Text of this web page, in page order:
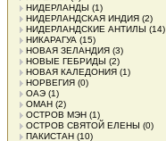
НИДЕРЛАНДЫ (1)
НИДЕРЛАНДСКАЯ ИНДИЯ (2)
НИДЕРЛАНДСКИЕ АНТИЛЫ (14)
НИКАРАГУА (15)
НОВАЯ ЗЕЛАНДИЯ (3)
НОВЫЕ ГЕБРИДЫ (2)
НОВАЯ КАЛЕДОНИЯ (1)
НОРВЕГИЯ (0)
ОАЭ (1)
ОМАН (2)
ОСТРОВ МЭН (1)
ОСТРОВ СВЯТОЙ ЕЛЕНЫ (0)
ПАКИСТАН (10)